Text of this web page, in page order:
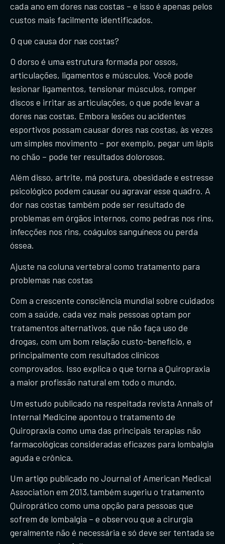
cada ano em dores nas costas – e isso é apenas pelos
custos mais facilmente identificados.
O que causa dor nas costas?
​O dorso é uma estrutura formada por ossos,
articulações, ligamentos e músculos. Você pode
lesionar ligamentos, tensionar músculos, romper
discos e irritar as articulações, o que pode levar a
dores nas costas. Embora lesões ou acidentes
esportivos possam causar dores nas costas, às vezes
um simples movimento – por exemplo, pegar um lápis
no chão – pode ter resultados dolorosos.
Além disso, artrite, má postura, obesidade e estresse
psicológico podem causar ou agravar esse quadro. A
dor nas costas também pode ser resultado de
problemas em órgãos internos, como pedras nos rins,
infecções nos rins, coágulos sanguíneos ou perda
óssea.
Ajuste na coluna vertebral como tratamento para
problemas nas costas
​Com a crescente consciência mundial sobre cuidados
com a saúde, cada vez mais pessoas optam por
tratamentos alternativos, que não faça uso de
drogas, com um bom relação custo-benefício, e
principalmente com resultados clínicos
comprovados. Isso explica o que torna a Quiropraxia
a maior profissão natural em todo o mundo.
​Um estudo publicado na respeitada revista Annals of
Internal Medicine apontou o tratamento de
Quiropraxia como uma das principais terapias não
farmacológicas consideradas eficazes para lombalgia
aguda e crônica.
Um artigo publicado no Journal of American Medical
Association em 2013,também sugeriu o tratamento
Quiroprático como uma opção para pessoas que
sofrem de lombalgia – e observou que a cirurgia
geralmente não é necessária e só deve ser tentada se